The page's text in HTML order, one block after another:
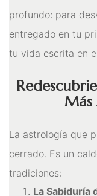
Para Atraer La
Para El Exito
Para Equilibrio
Aceites para ritual
profundo: para
entregado en tu
tu vida escrita en
La astrología que
cerrado. Es un
tradiciones:
La Sabiduría